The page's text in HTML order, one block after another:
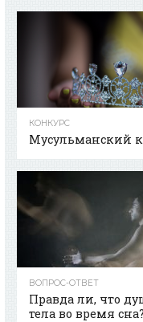
КОНКУРС
Мусульманский
ВОПРОС-ОТВЕТ
Правда ли, что
тела во время сна?